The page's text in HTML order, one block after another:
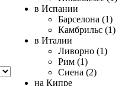
в Испании
Барселона (1)
Камбрильс (1)
в Италии
Ливорно (1)
Рим (1)
Сиена (2)
на Кипре